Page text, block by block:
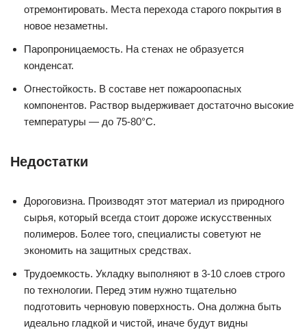
отремонтировать. Места перехода старого покрытия в
новое незаметны.
Паропроницаемость. На стенах не образуется
конденсат.
Огнестойкость. В составе нет пожароопасных
компонентов. Раствор выдерживает достаточно высокие
температуры — до 75-80°С.
Недостатки
Дороговизна. Производят этот материал из природного
сырья, который всегда стоит дороже искусственных
полимеров. Более того, специалисты советуют не
экономить на защитных средствах.
Трудоемкость. Укладку выполняют в 3-10 слоев строго
по технологии. Перед этим нужно тщательно
подготовить черновую поверхность. Она должна быть
идеально гладкой и чистой, иначе будут видны